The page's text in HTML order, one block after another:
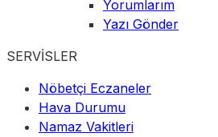
Yorumlarım
Yazı Gönder
SERVİSLER
Nöbetçi Eczaneler
Hava Durumu
Namaz Vakitleri